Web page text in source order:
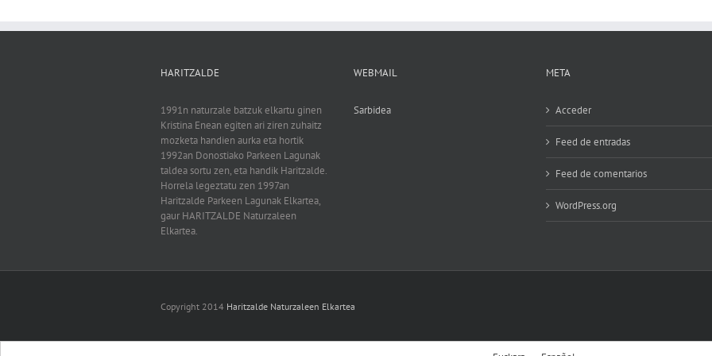
HARITZALDE
1991n naturzale batzuk elkartu ginen
Kristina Enean egiten ari ziren zuhaitz
mozketa handien aurka eta hortik
1992an Donostiako Parkeen Lagunak
taldea sortu zen, eta handik Haritzalde.
Horrela legeztatu zen 1997an
Haritzalde Parkeen Lagunak Elkartea,
gaur HARITZALDE Naturzaleen
Elkartea.
WEBMAIL
Sarbidea
META
Acceder
Feed de entradas
Feed de comentarios
WordPress.org
Copyright 2014 Haritzalde Naturzaleen Elkartea